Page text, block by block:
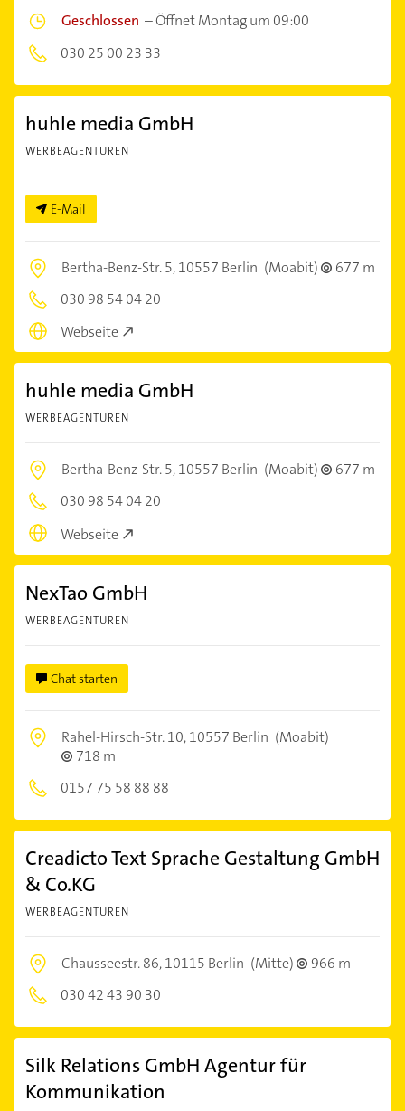
Geschlossen –Öffnet Montag um 09:00
030 25 00 23 33
huhle media GmbH
WERBEAGENTUREN
E-Mail
Bertha-Benz-Str. 5,10557 Berlin (Moabit)
677 m
030 98 54 04 20
Webseite
huhle media GmbH
WERBEAGENTUREN
Bertha-Benz-Str. 5,10557 Berlin (Moabit)
677 m
030 98 54 04 20
Webseite
NexTao GmbH
WERBEAGENTUREN
Chat starten
Rahel-Hirsch-Str. 10,10557 Berlin (Moabit)
718 m
0157 75 58 88 88
Creadicto Text Sprache Gestaltung GmbH
& Co.KG
WERBEAGENTUREN
Chausseestr. 86,10115 Berlin (Mitte)
966 m
030 42 43 90 30
Silk Relations GmbH Agentur für
Kommunikation